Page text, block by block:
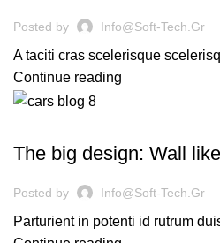
Posted by Info@soft-Tech.gr
A taciti cras scelerisque
Continue reading
The big design: Wall
Posted by Info@soft-Tech.gr
Parturient in potenti id rutrum